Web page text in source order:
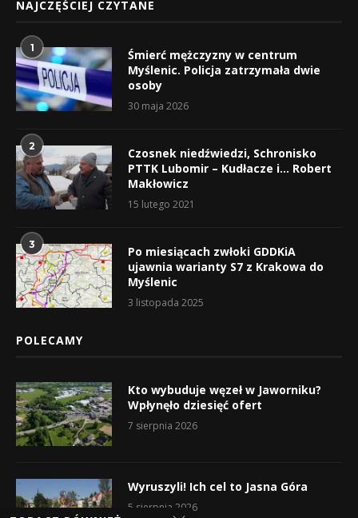
NAJCZĘŚCIEJ CZYTANE
1
Śmierć mężczyzny w centrum
Myślenic. Policja zatrzymała dwie
osoby
30 maja 2026
2
Czosnek niedźwiedzi, Schronisko
PTTK Lubomir – Kudłacze i… Robert
Makłowicz
15 lutego 2021
3
Po miesiącach zwłoki GDDKiA
ujawnia warianty S7 z Krakowa do
Myślenic
3 listopada 2025
POLECAMY
Kto wybuduje węzeł w Jaworniku?
Wpłynęło dziesięć ofert
7 sierpnia 2026
Wyruszyli! Ich cel to Jasna Góra
5 sierpnia 2026